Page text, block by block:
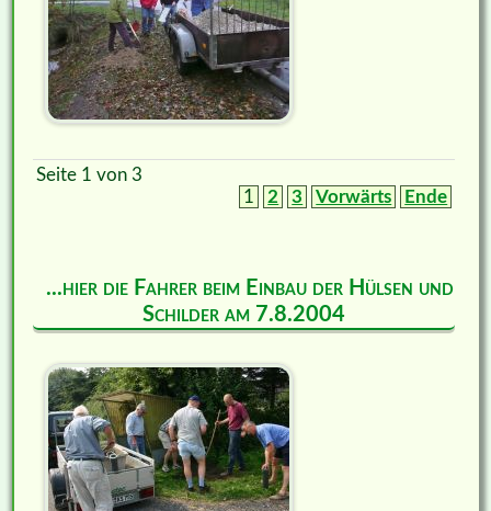
Seite 1 von 3
1
2 3 Vorwärts Ende
...hier die Fahrer beim Einbau der Hülsen und
Schilder am 7.8.2004